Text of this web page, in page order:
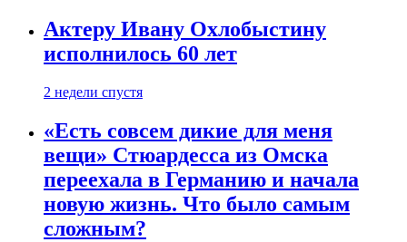
Актеру Ивану Охлобыстину
исполнилось 60 лет
2 недели спустя
«Есть совсем дикие для меня
вещи» Стюардесса из Омска
переехала в Германию и начала
новую жизнь. Что было самым
сложным?